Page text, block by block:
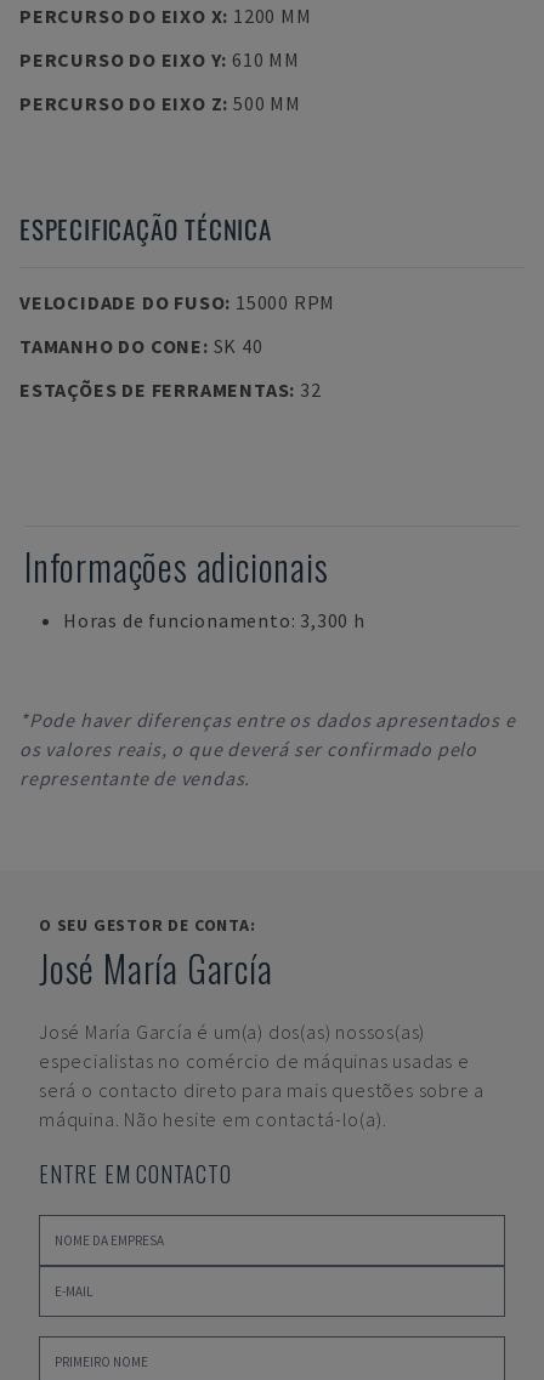
PERCURSO DO EIXO X: 1200 MM
PERCURSO DO EIXO Y: 610 MM
PERCURSO DO EIXO Z: 500 MM
ESPECIFICAÇÃO TÉCNICA
VELOCIDADE DO FUSO: 15000 RPM
TAMANHO DO CONE: SK 40
ESTAÇÕES DE FERRAMENTAS: 32
Informações adicionais
Horas de funcionamento: 3,300 h
*Pode haver diferenças entre os dados apresentados e
os valores reais, o que deverá ser confirmado pelo
representante de vendas.
O SEU GESTOR DE CONTA:
José María García
José María García é um(a) dos(as) nossos(as)
especialistas no comércio de máquinas usadas e
será o contacto direto para mais questões sobre a
máquina. Não hesite em contactá-lo(a).
ENTRE EM CONTACTO